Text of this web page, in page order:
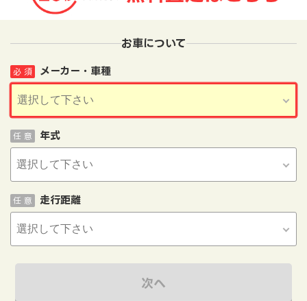
お車について
メーカー・車種
必 須
年式
任 意
走行距離
任 意
次へ